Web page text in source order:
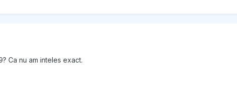
Ca nu am inteles exact.